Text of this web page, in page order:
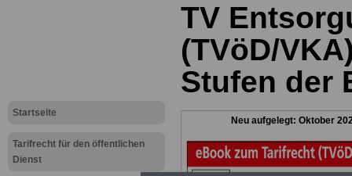
Startseite
Tarifrecht für den öffentlichen
Dienst
TV
(TVöD/
Stufen der
Neu aufgelegt: Oktober